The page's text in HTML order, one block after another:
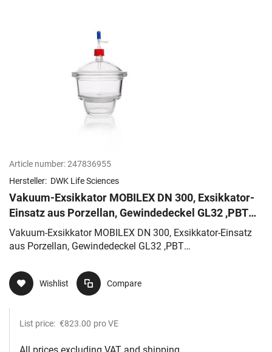
Article number:247836955
Hersteller: DWK Life Sciences
Vakuum-Exsikkator MOBILEX DN 300, Exsikkator-
Einsatz aus Porzellan, Gewindedeckel GL32 ,PBT
Schraubverschluss
Vakuum-Exsikkator MOBILEX DN 300, Exsikkator-Einsatz
aus Porzellan, Gewindedeckel GL32 ,PBT
Wishlist Compare
List price: €823.00 pro VE